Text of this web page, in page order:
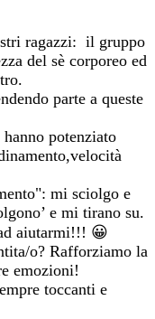
ragazzi: il gruppo
del sè corporeo ed
parte a queste
potenziato
mi sciolgo e
e mi tirano su.
aiutarmi!!! 😀
o? Rafforziamo la
emozioni!
toccanti e